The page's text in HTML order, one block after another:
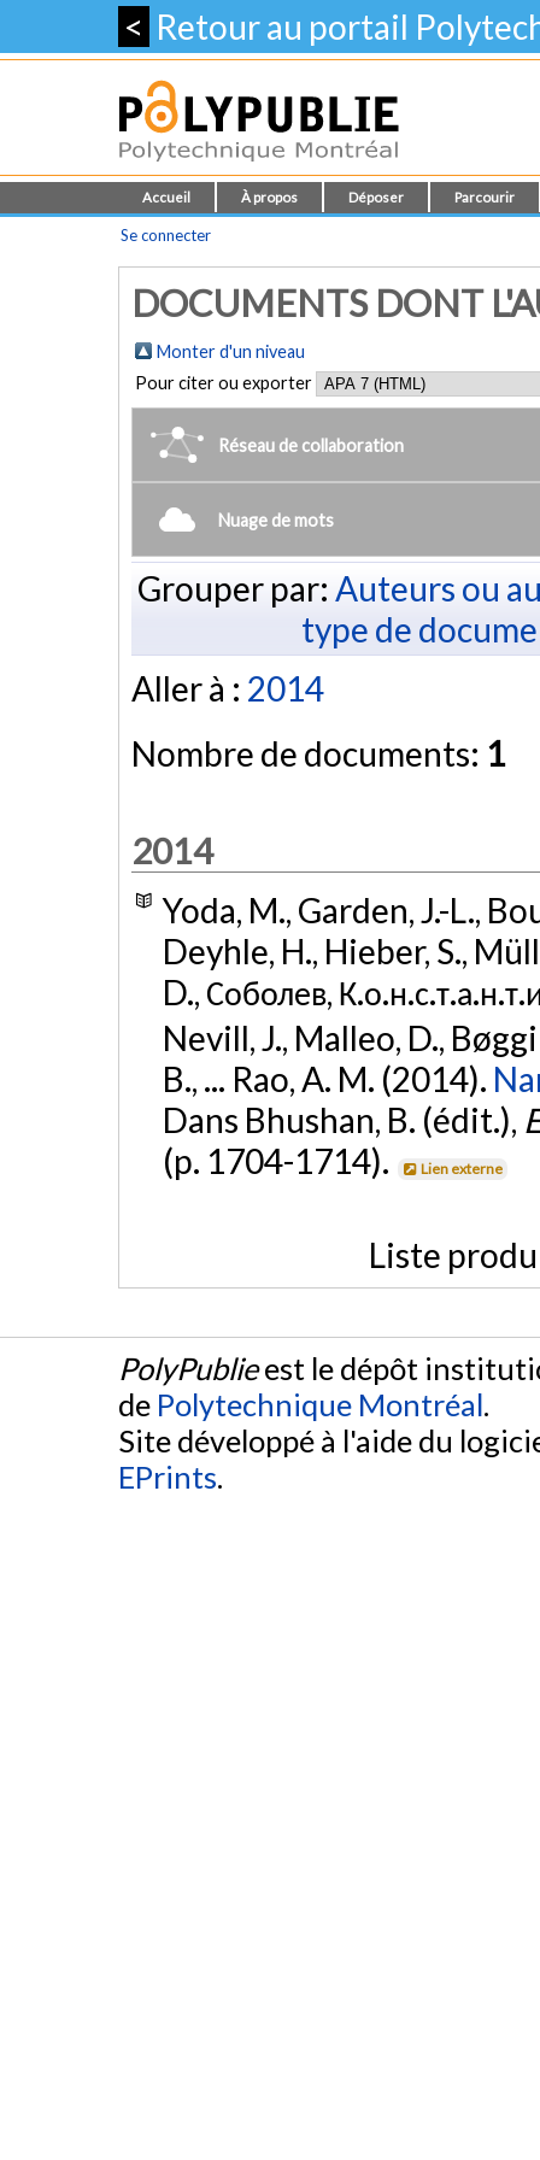
< Retour au portail
Accueil À propos Déposer Parcourir
Se connecter
DOCUMENTS DONT
Monter d'un niveau
Pour citer ou exporter
Réseau de collaboration
Nuage de mots
Grouper par: Auteurs ou
type de
Aller à : 2014
Nombre de documents: 1
2014
Yoda, M., Garden, J.-L.,
Deyhle, H., Hieber, S.,
D., Соболев,
Nevill, J., Malleo, D.,
B., ... Rao, A. M. (2014).
Dans Bhushan, B. (édit.),
(p. 1704-1714).
Lien externe
Liste
PolyPublieest le dépôt
de Polytechnique Montréal.
Site développé à l'aide du
EPrints.